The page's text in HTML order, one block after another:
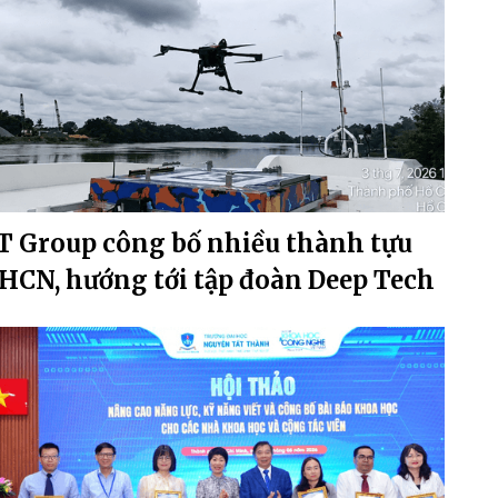
Group công bố nhiều thành tựu
hướng tới tập đoàn Deep Tech